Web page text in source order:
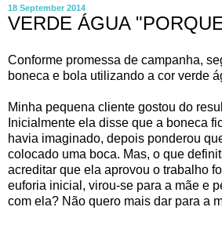
18 September 2014
VERDE ÁGUA
Conforme promessa de campanha,
boneca e bola utilizando a cor verde
Minha pequena cliente gostou do
Inicialmente ela disse que a boneca
havia imaginado, depois ponderou
colocado uma boca. Mas, o que
acreditar que ela aprovou o trabalho
euforia inicial, virou-se para a mãe e
com ela? Não quero mais dar para a